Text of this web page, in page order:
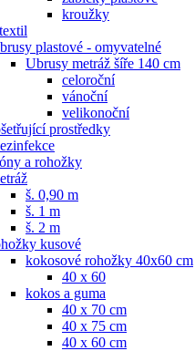
kroužky
plastové - omyvatelné
Ubrusy metráž šíře 140 cm
celoroční
vánoční
velikonoční
prostředky
a rohožky
š. 0,90 m
š. 1 m
š. 2 m
kusové
kokosové rohožky 40x60 cm
40 x 60
kokos a guma
40 x 70 cm
40 x 75 cm
40 x 60 cm